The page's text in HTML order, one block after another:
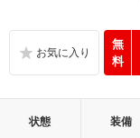
無
料
状態 装備